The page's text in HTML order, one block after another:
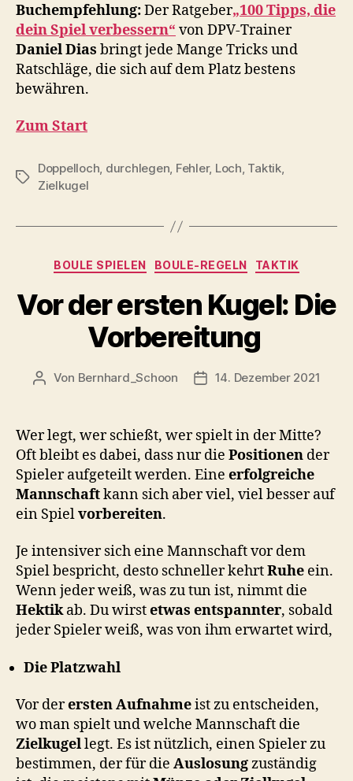
Buchempfehlung:Der Ratgeber„100 Tipps, die
dein Spiel verbessern“ von DPV-Trainer
Daniel Dias bringt jede Mange Tricks und
Ratschläge, die sich auf dem Platz bestens
bewähren.
Zum Start
Schlagwörter
Doppelloch, durchlegen, Fehler, Loch, Taktik,
Zielkugel
Kategorien
BOULE SPIELEN BOULE-REGELN TAKTIK
Vor der ersten Kugel: Die
Vorbereitung
Beitragsautor
Von Bernhard_Schoon Veröffentlichungsdatum
14. Dezember 2021
Wer legt, wer schießt, wer spielt in der Mitte?
Oft bleibt es dabei, dass nur die Positionen der
Spieler aufgeteilt werden. Eine erfolgreiche
Mannschaftkann sich aber viel, viel besser auf
ein Spielvorbereiten.
Je intensiver sich eine Mannschaft vor dem
Spiel bespricht, desto schneller kehrtRuhe ein.
Wenn jeder weiß, was zu tun ist, nimmt die
Hektikab. Du wirstetwas entspannter, sobald
jeder Spieler weiß, was von ihm erwartet wird,
Die Platzwahl
Vor derersten Aufnahmeist zu entscheiden,
wo man spielt und welche Mannschaft die
Zielkugellegt. Es ist nützlich, einen Spieler zu
bestimmen, der für die Auslosungzuständig